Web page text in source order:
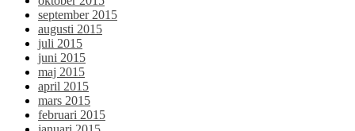
september 2015
augusti 2015
juli 2015
juni 2015
maj 2015
april 2015
mars 2015
februari 2015